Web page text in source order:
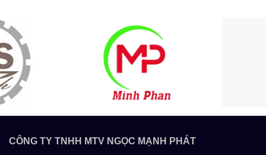
CÔNG TY TNHH MTV NGỌC MẠNH PHÁT